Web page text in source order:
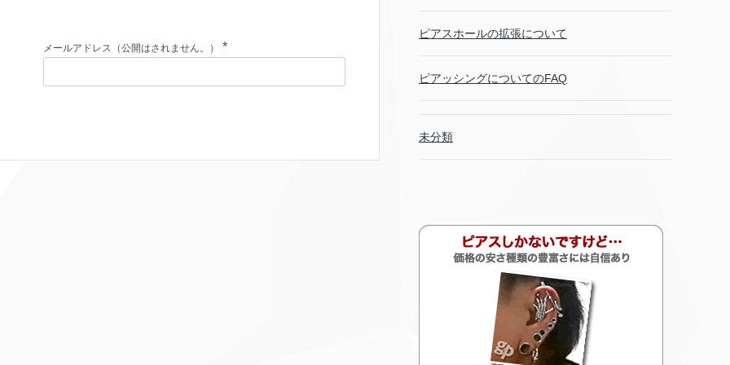
メールアドレス（公開はされません。） *
ピアスホールの拡張について
ピアッシングについてのFAQ
未分類